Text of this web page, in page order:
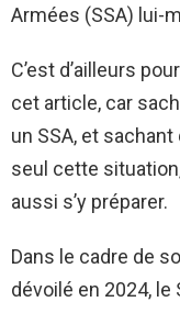
Armées (SSA) lui-
C’est d’ailleurs
cet article, car
un SSA, et sachant
seul cette
aussi s’y préparer.
Dans le cadre de
dévoilé en 2024,